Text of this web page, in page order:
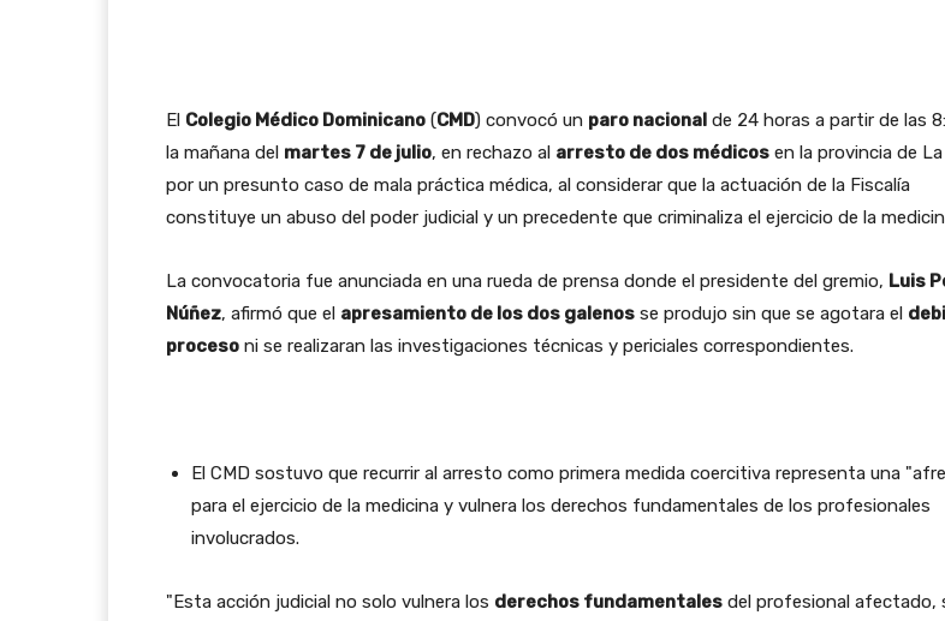
El Colegio Médico Dominicano (CMD) convocó un paro nacional de 24 horas a partir de las
la mañana del martes 7 de julio, en rechazo al arresto de dos médicos en la provincia de
por un presunto caso de mala práctica médica, al considerar que la actuación de la Fiscalía
constituye un abuso del poder judicial y un precedente que criminaliza el ejercicio de la
La convocatoria fue anunciada en una rueda de prensa donde el presidente del gremio, Luis
Núñez, afirmó que el apresamiento de los dos galenos se produjo sin que se agotara el
proceso ni se realizaran las investigaciones técnicas y periciales correspondientes.
El CMD sostuvo que recurrir al arresto como primera medida coercitiva representa una
para el ejercicio de la medicina y vulnera los derechos fundamentales de los profesionales
involucrados.
"Esta acción judicial no solo vulnera los derechos fundamentales del profesional afectado,